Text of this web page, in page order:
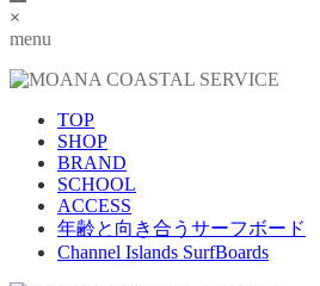
×
menu
TOP
SHOP
BRAND
SCHOOL
ACCESS
年齢と向き合うサーフボード
Channel Islands SurfBoards